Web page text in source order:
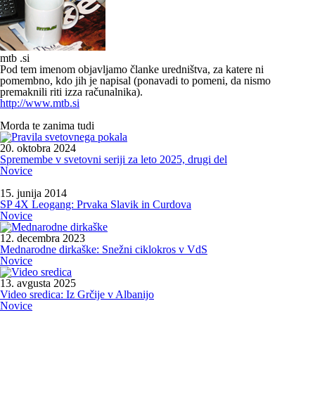
mtb .si
Pod tem imenom objavljamo članke uredništva, za katere ni
pomembno, kdo jih je napisal (ponavadi to pomeni, da nismo
premaknili riti izza računalnika).
http://www.mtb.si
Morda te zanima tudi
20. oktobra 2024
Spremembe v svetovni seriji za leto 2025, drugi del
Novice
15. junija 2014
SP 4X Leogang: Prvaka Slavik in Curdova
Novice
12. decembra 2023
Mednarodne dirkaške: Snežni ciklokros v VdS
Novice
13. avgusta 2025
Video sredica: Iz Grčije v Albanijo
Novice